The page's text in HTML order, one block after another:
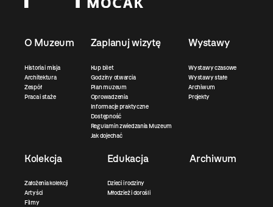
O Muzeum
Historia i misja
Architektura
Zespół
Praca i staże
Zaplanuj wizytę
Kup bilet
Godziny otwarcia
Plan muzeum
Oprowadzenia
Informacje praktyczne
Dostępność
Regulamin zwiedzania Muzeum
Jak dojechać
Wystawy
Wystawy czasowe
Wystawy stałe
Archiwum
Projekty
Kolekcja
Założenia kolekcji
Artyści
Filmy
Edukacja
Dzieci i rodziny
Młodzież i dorośli
Archiwum